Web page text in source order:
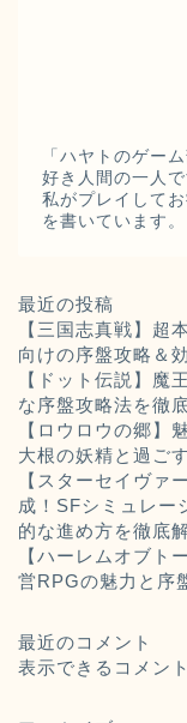
「ハヤトのゲー
好き人間の一人
私がプレイして
を書いています。
最近の投稿
【三国志真戦】超
向けの序盤攻略＆
【ドット伝説】魔
な序盤攻略法を徹
【ロウロウの郷】
大根の妖精と過ご
【スターセイヴァ
成！SFシミュレー
的な進め方を徹底
【ハーレムオブト
営RPGの魅力と序
最近のコメント
表示できるコメン